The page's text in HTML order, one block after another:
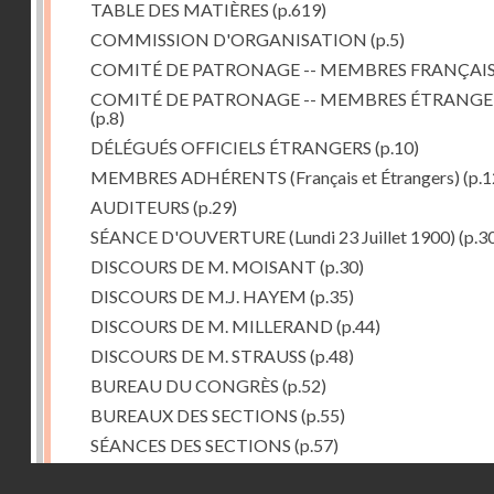
TABLE DES MATIÈRES (p.619)
COMMISSION D'ORGANISATION (p.5)
COMITÉ DE PATRONAGE -- MEMBRES
COMITÉ DE PATRONAGE -- MEMBRES
(p.8)
DÉLÉGUÉS OFFICIELS ÉTRANGERS (p.10)
MEMBRES ADHÉRENTS (Français et Étrangers)
AUDITEURS (p.29)
SÉANCE D'OUVERTURE (Lundi 23 Juillet 1900)
DISCOURS DE M. MOISANT (p.30)
DISCOURS DE M.J. HAYEM (p.35)
DISCOURS DE M. MILLERAND (p.44)
DISCOURS DE M. STRAUSS (p.48)
BUREAU DU CONGRÈS (p.52)
BUREAUX DES SECTIONS (p.55)
SÉANCES DES SECTIONS (p.57)